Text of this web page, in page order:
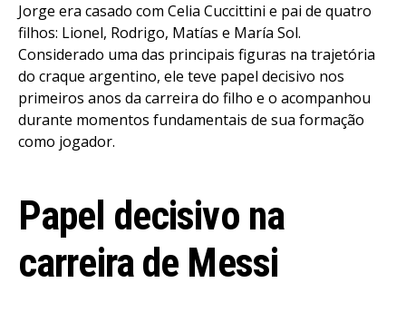
Jorge era casado com Celia Cuccittini e pai de quatro
filhos: Lionel, Rodrigo, Matías e María Sol.
Considerado uma das principais figuras na trajetória
do craque argentino, ele teve papel decisivo nos
primeiros anos da carreira do filho e o acompanhou
durante momentos fundamentais de sua formação
como jogador.
Papel decisivo na
carreira de Messi